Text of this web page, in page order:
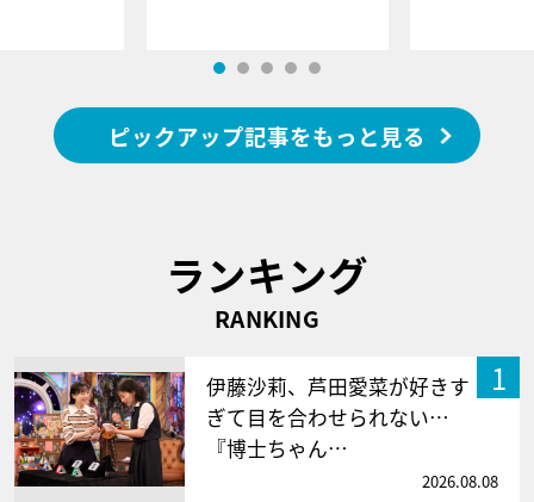
ピックアップ記事をもっと見る
ランキング
RANKING
1
伊藤沙莉、芦田愛菜が好きす
ぎて目を合わせられない…
『博士ちゃん…
2026.08.08